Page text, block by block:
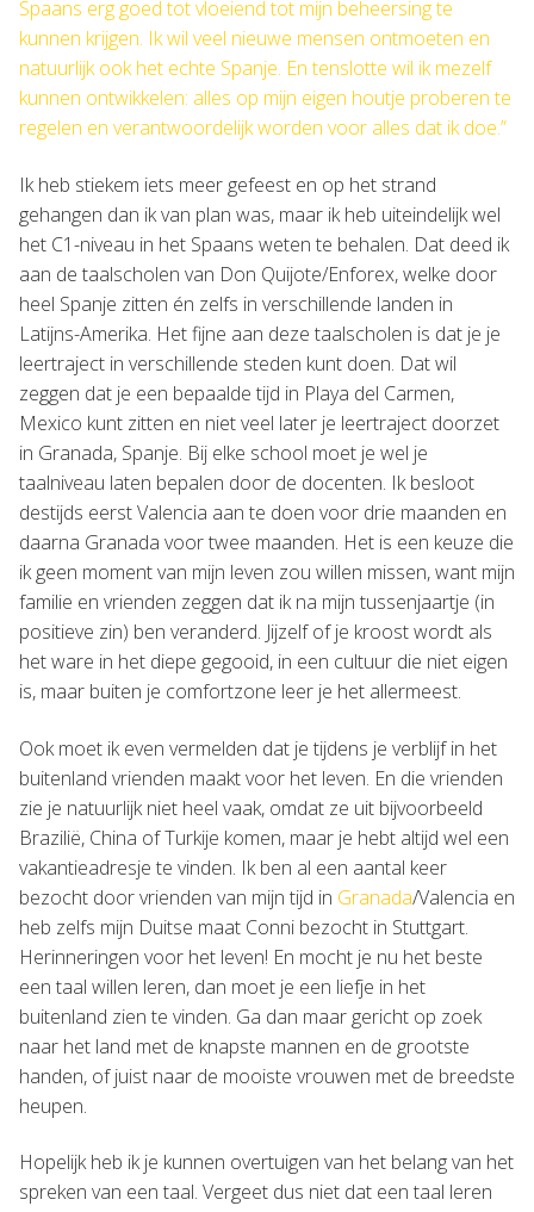
Spaans erg goed tot vloeiend tot mijn beheersing te
kunnen krijgen. Ik wil veel nieuwe mensen ontmoeten en
natuurlijk ook het echte Spanje. En tenslotte wil ik mezelf
kunnen ontwikkelen: alles op mijn eigen houtje proberen te
regelen en verantwoordelijk worden voor alles dat ik doe.”
Ik heb stiekem iets meer gefeest en op het strand
gehangen dan ik van plan was, maar ik heb uiteindelijk wel
het C1-niveau in het Spaans weten te behalen. Dat deed ik
aan de taalscholen van Don Quijote/Enforex, welke door
heel Spanje zitten én zelfs in verschillende landen in
Latijns-Amerika. Het fijne aan deze taalscholen is dat je je
leertraject in verschillende steden kunt doen. Dat wil
zeggen dat je een bepaalde tijd in Playa del Carmen,
Mexico kunt zitten en niet veel later je leertraject doorzet
in Granada, Spanje. Bij elke school moet je wel je
taalniveau laten bepalen door de docenten. Ik besloot
destijds eerst Valencia aan te doen voor drie maanden en
daarna Granada voor twee maanden. Het is een keuze die
ik geen moment van mijn leven zou willen missen, want mijn
familie en vrienden zeggen dat ik na mijn tussenjaartje (in
positieve zin) ben veranderd. Jijzelf of je kroost wordt als
het ware in het diepe gegooid, in een cultuur die niet eigen
is, maar buiten je comfortzone leer je het allermeest.
Ook moet ik even vermelden dat je tijdens je verblijf in het
buitenland vrienden maakt voor het leven. En die vrienden
zie je natuurlijk niet heel vaak, omdat ze uit bijvoorbeeld
Brazilië, China of Turkije komen, maar je hebt altijd wel een
vakantieadresje te vinden. Ik ben al een aantal keer
bezocht door vrienden van mijn tijd in Granada/Valencia en
heb zelfs mijn Duitse maat Conni bezocht in Stuttgart.
Herinneringen voor het leven! En mocht je nu het beste
een taal willen leren, dan moet je een liefje in het
buitenland zien te vinden. Ga dan maar gericht op zoek
naar het land met de knapste mannen en de grootste
handen, of juist naar de mooiste vrouwen met de breedste
heupen.
Hopelijk heb ik je kunnen overtuigen van het belang van het
spreken van een taal. Vergeet dus niet dat een taal leren